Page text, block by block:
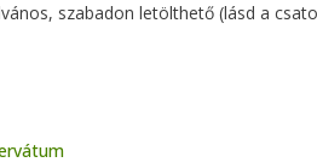
szabadon letölthető (lásd a